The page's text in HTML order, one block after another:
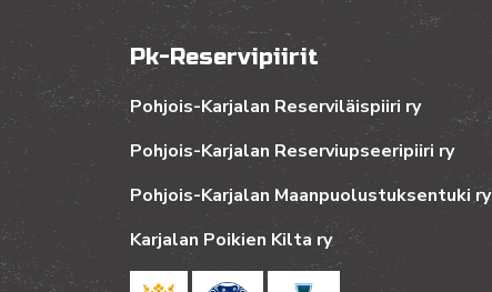
Pk-Reservipiirit
Pohjois-Karjalan Reserviläispiiri ry
Pohjois-Karjalan Reserviupseeripiiri ry
Pohjois-Karjalan Maanpuolustuksentuki ry
Karjalan Poikien Kilta ry